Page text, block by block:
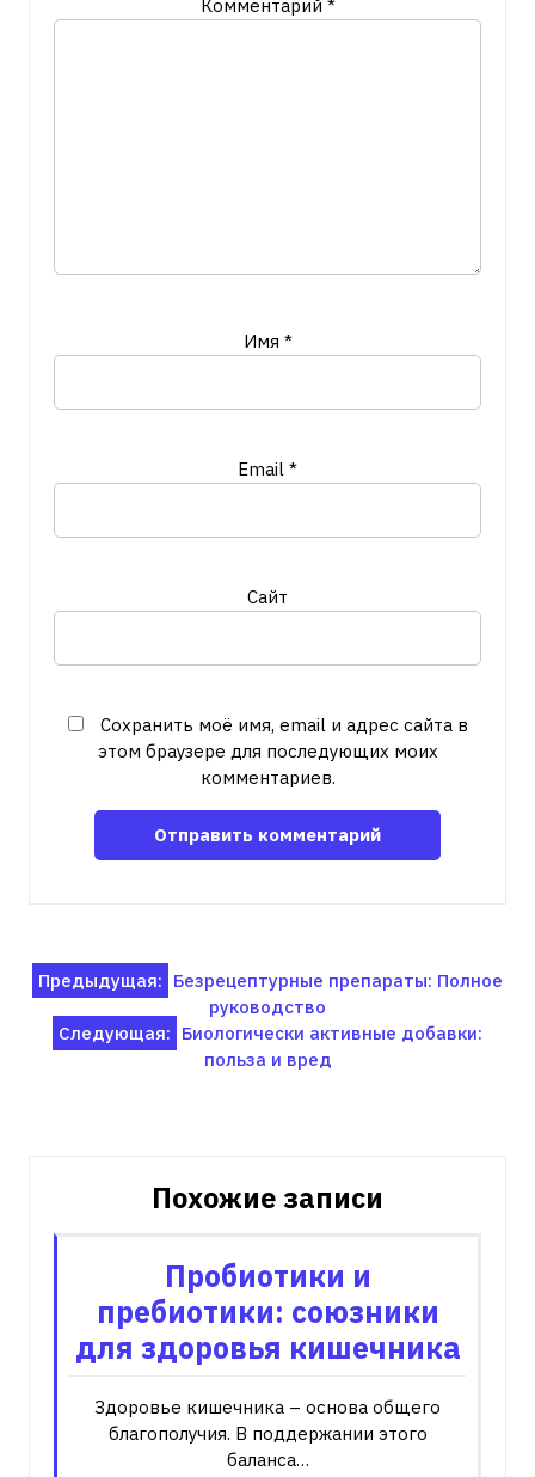
Комментарий *
Имя *
Email *
Сайт
Сохранить моё имя, email и адрес сайта в
этом браузере для последующих моих
комментариев.
Навигация
по
записям
Предыдущая: Безрецептурные препараты: Полное
руководство
Следующая: Биологически активные добавки:
польза и вред
Похожие записи
Пробиотики и
пребиотики: союзники
для здоровья кишечника
Здоровье кишечника – основа общего
благополучия. В поддержании этого
баланса…